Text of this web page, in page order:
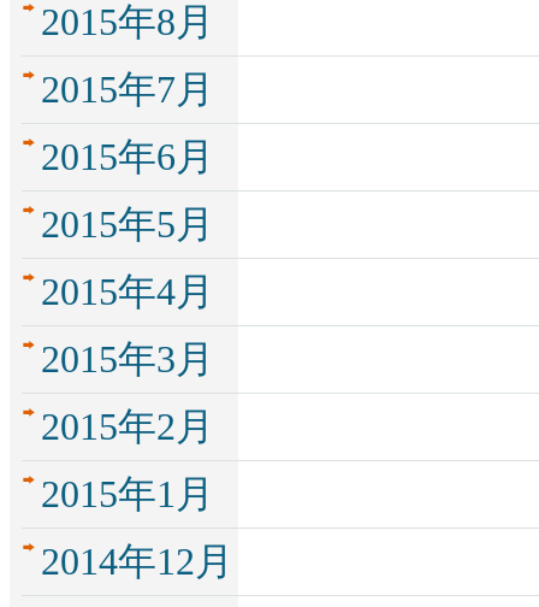
2015年8月
2015年7月
2015年6月
2015年5月
2015年4月
2015年3月
2015年2月
2015年1月
2014年12月